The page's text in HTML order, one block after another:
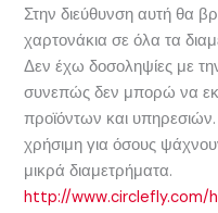
Στην διεύθυνση αυτή θα
χαρτονάκια σε όλα τα
Δεν έχω δοσοληψίες με
συνεπώς δεν μπορώ να
προϊόντων και
χρήσιμη για όσους
μικρά διαμετρήματα.
http://www.circlefly.com/